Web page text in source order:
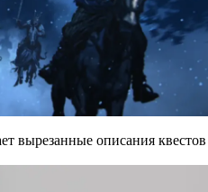
вырезанные описания квестов